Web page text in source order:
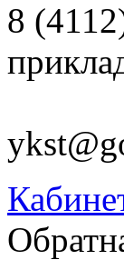
8